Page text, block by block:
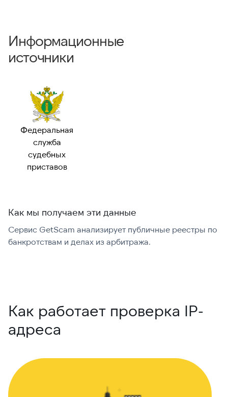
Информационные
источники
Федеральная
служба
судебных
приставов
Как мы получаем эти данные
Сервис GetScam анализирует публичные реестры по
банкротствам и делах из арбитража.
Как работает проверка IP-
адреса